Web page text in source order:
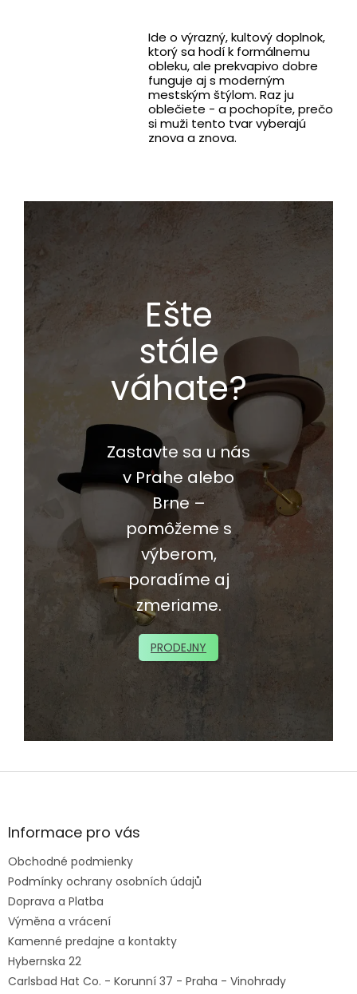
Ide o výrazný, kultový doplnok,
ktorý sa hodí k formálnemu
obleku, ale prekvapivo dobre
funguje aj s moderným
mestským štýlom. Raz ju
oblečiete - a pochopíte, prečo
si muži tento tvar vyberajú
znova a znova.
Ešte
stále
váhate?
Zastavte sa u nás
v Prahe alebo
Brne –
pomôžeme s
výberom,
poradíme aj
zmeriame.
PRODEJNY
Z
ä
e
Informace pro vás
Obchodné podmienky
Podmínky ochrany osobních údajů
Doprava a Platba
Výměna a vrácení
Kamenné predajne a kontakty
Hybernska 22
Carlsbad Hat Co. - Korunní 37 - Praha - Vinohrady